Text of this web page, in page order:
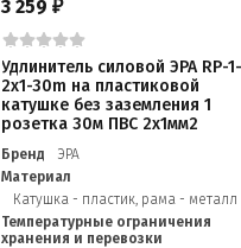
3 259₽
Удлинитель силовой ЭРА RP-
2x1-30m на пластиковой
катушке без заземления 1
розетка 30м ПВС 2x1мм2
Бренд
ЭРА
Материал
Катушка - пластик, рама - металл
Температурные ограничения
хранения и перевозки